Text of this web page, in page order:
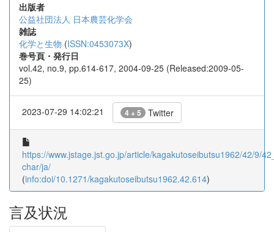
出版者
公益社団法人 日本農芸化学会
雑誌
化学と生物 (ISSN:0453073X)
巻号頁・発行日
vol.42, no.9, pp.614-617, 2004-09-25 (Released:2009-05-
25)
2023-07-29 14:02:21 4 + 5 Twitter
https://www.jstage.jst.go.jp/article/kagakutoseibutsu1962/42/9/
char/ja/
(info:doi/10.1271/kagakutoseibutsu1962.42.614)
言及状況